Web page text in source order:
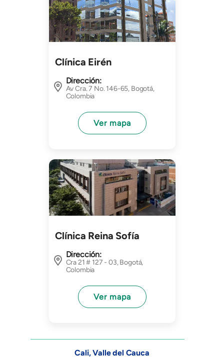
Clínica Eirén
Dirección:
Av Cra. 7 No. 146-65, Bogotá,
Colombia
Ver mapa
Imagen
Clínica Reina Sofía
Dirección:
Cra 21 # 127 - 03, Bogotá,
Colombia
Ver mapa
Cali, Valle del Cauca